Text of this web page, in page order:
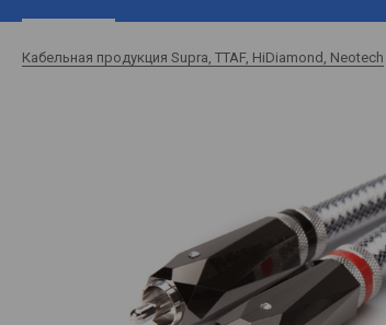
Кабельная продукция Supra, TTAF, HiDiamond, Neotech